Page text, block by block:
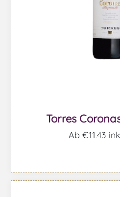
Torres
Ab €11,43